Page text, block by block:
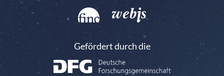
Gefördert durch die